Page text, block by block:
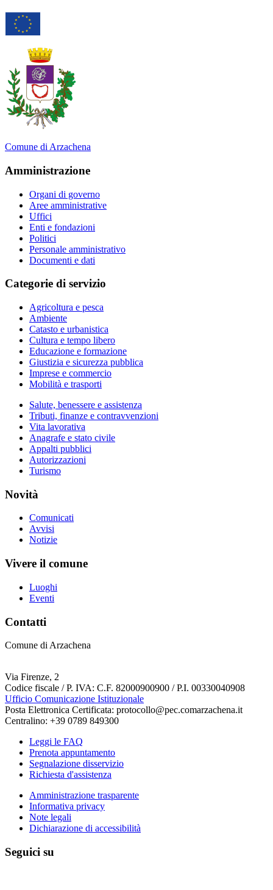
Comune di Arzachena
Amministrazione
Organi di governo
Aree amministrative
Uffici
Enti e fondazioni
Politici
Personale amministrativo
Documenti e dati
Categorie di servizio
Agricoltura e pesca
Ambiente
Catasto e urbanistica
Cultura e tempo libero
Educazione e formazione
Giustizia e sicurezza pubblica
Imprese e commercio
Mobilità e trasporti
Salute, benessere e assistenza
Tributi, finanze e contravvenzioni
Vita lavorativa
Anagrafe e stato civile
Appalti pubblici
Autorizzazioni
Turismo
Novità
Comunicati
Avvisi
Notizie
Vivere il comune
Luoghi
Eventi
Contatti
Comune di Arzachena
Via Firenze, 2
Codice fiscale / P. IVA: C.F. 82000900900 / P.I. 00330040908
Ufficio Comunicazione Istituzionale
Posta Elettronica Certificata: protocollo@pec.comarzachena.it
Centralino: +39 0789 849300
Leggi le FAQ
Prenota appuntamento
Segnalazione disservizio
Richiesta d'assistenza
Amministrazione trasparente
Informativa privacy
Note legali
Dichiarazione di accessibilità
Seguici su